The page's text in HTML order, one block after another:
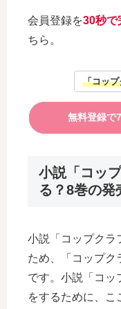
会員登録を30秒で
ちら。
「コッ
無料登録で
小説「コッ
る？8巻の発
小説「コップクラ
ため、「コップク
です。小説「コッ
をするために、こ